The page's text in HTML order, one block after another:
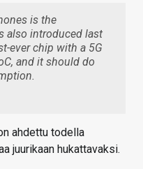
is the
also introduced last
ever chip with a 5G
and it should do
ahdettu todella
juurikaan hukattavaksi.